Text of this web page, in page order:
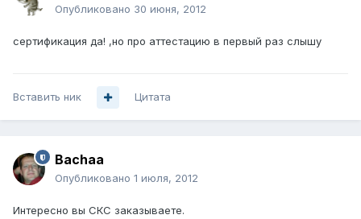
Опубликовано 30 июня, 2012
сертификация да! ,но про аттестацию в первый раз слышу
Вставить ник Цитата
Bachaa
Опубликовано 1 июля, 2012
Интересно вы СКС заказываете.